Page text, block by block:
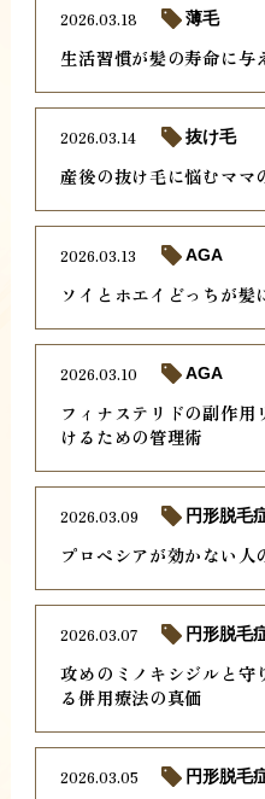
生活習慣が髪の寿命に与
2026.03.18 薄毛
産後の抜け毛に悩むママ
2026.03.14 抜け毛
ソイとホエイどっちが髪
2026.03.13 AGA
フィナステリドの副作用
けるための管理術
2026.03.10 AGA
プロペシアが効かない人
2026.03.09 円形脱毛
攻めのミノキシジルと守
る併用療法の真価
2026.03.07 円形脱毛
2026.03.05 円形脱毛